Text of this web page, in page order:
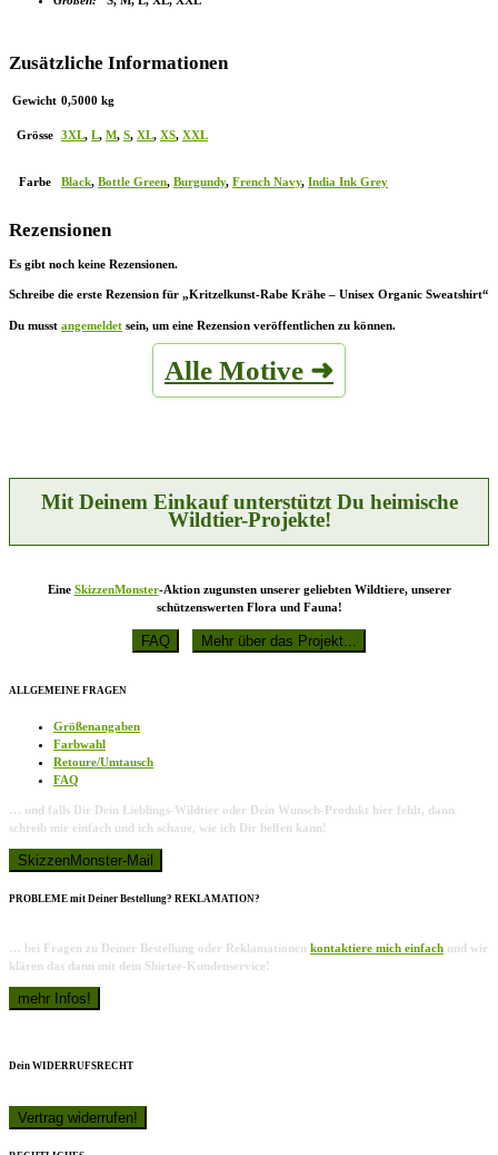
Zusätzliche Informationen
Gewicht 0,5000 kg
Grösse 3XL, L, M, S, XL, XS, XXL
Farbe Black, Bottle Green, Burgundy, French Navy, India Ink Grey
Rezensionen
Es gibt noch keine Rezensionen.
Schreibe die erste Rezension für „Kritzelkunst-Rabe Krähe – Unisex Organic Sweatshirt“
Du musst angemeldet sein, um eine Rezension veröffentlichen zu können.
Alle Motive ➜
Mit Deinem Einkauf unterstützt Du heimische
Wildtier-Projekte!
Eine SkizzenMonster-Aktion zugunsten unserer geliebten Wildtiere, unserer
schützenswerten Flora und Fauna!
ALLGEMEINE FRAGEN
Größenangaben
Farbwahl
Retoure/Umtausch
FAQ
… und falls Dir Dein Lieblings-Wildtier oder Dein Wunsch-Produkt hier fehlt, dann
schreib mir einfach und ich schaue, wie ich Dir helfen kann!
PROBLEME mit Deiner Bestellung? REKLAMATION?
… bei Fragen zu Deiner Bestellung oder Reklamationen kontaktiere mich einfach und wir
klären das dann mit dem Shirtee-Kundenservice!
Dein WIDERRUFSRECHT